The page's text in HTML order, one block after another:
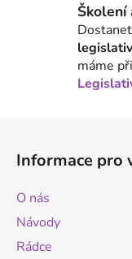
máme
Informace pro
O nás
Návody
Rádce